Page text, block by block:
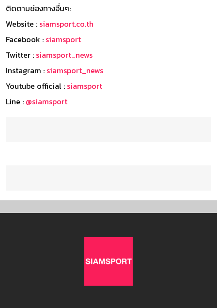
ติดตามช่องทางอื่นๆ:
Website : siamsport.co.th
Facebook : siamsport
Twitter : siamsport_news
Instagram : siamsport_news
Youtube official : siamsport
Line : @siamsport